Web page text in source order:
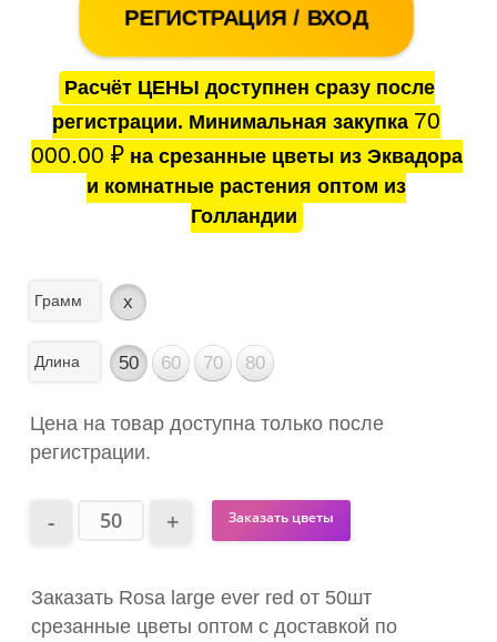
РЕГИСТРАЦИЯ / ВХОД
Расчёт ЦЕНЫ доступнен сразу после
регистрации. Минимальная закупка 70
000.00 ₽на срезанные цветы из Эквадора
и комнатные растения оптом из
Голландии
Грамм x
Длина 50 60 70 80
Цена на товар доступна только после
регистрации.
Заказать цветы
Заказать Rosa large ever red от 50шт
срезанные цветы оптом с доставкой по